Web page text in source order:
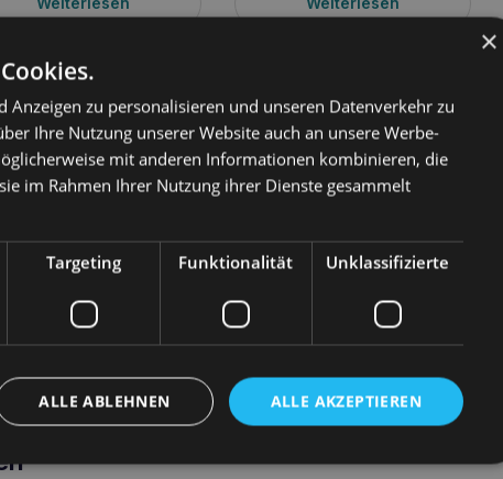
Hunde und Katzenist ein Nahrungsergänzungsmittelzur
und Katzenund enthält einen gereinigten und standardisierten
chronischem Nierenversagenentwickelt, einem der häufigsten
einzigartige Formulierung hilft, die Nieren zu schützen und zu
in der Ernährungstherapie von Tieren mitNierenversagen
60 Tabletten für Hunde und Katzen – der
×
zu personalisieren und unseren Datenverkehr zu
Ihre Nutzung unserer Website auch an unsere Werbe-
mit anderen Informationen kombinieren, die
im Rahmen Ihrer Nutzung ihrer Dienste gesammelt
Targeting Funktionalität Unklassifizierte
ALLE AKZEPTIEREN
ALLE ABLEHNEN